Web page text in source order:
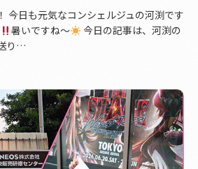
今日も元気なコンシェルジュの河渕です
暑いですね〜
今日の記事は、河渕の
り…